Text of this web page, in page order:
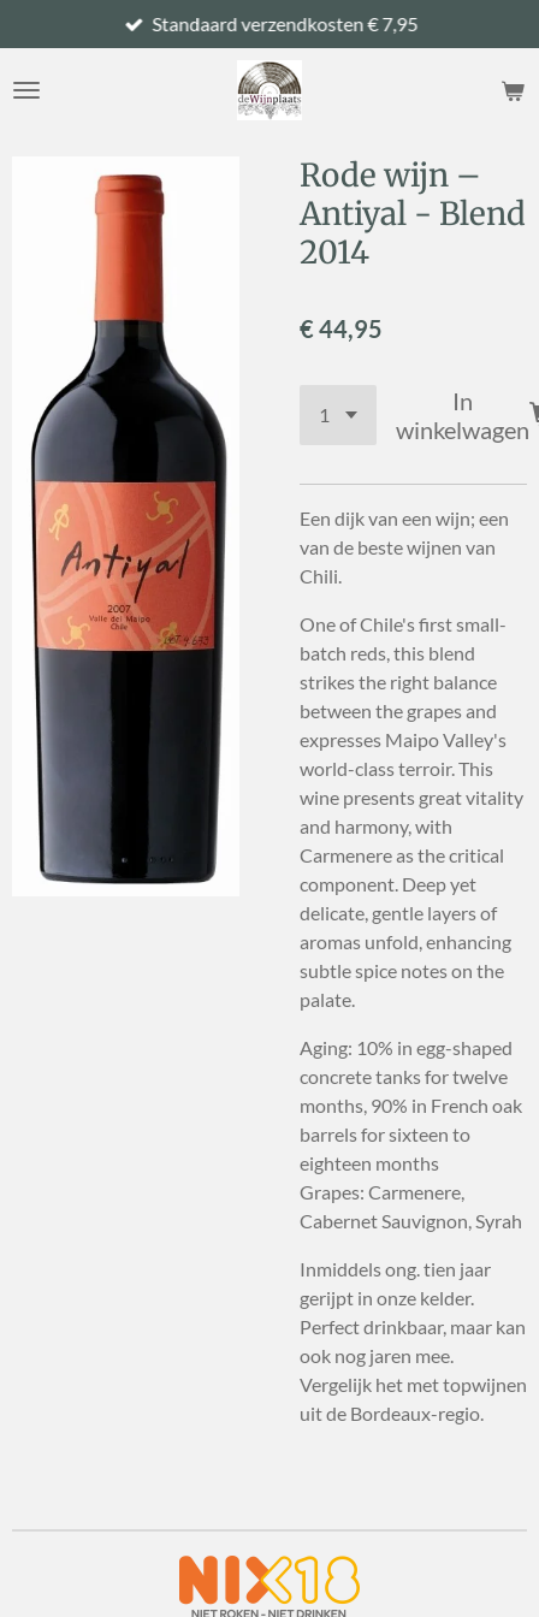
direct
naar
Standaard verzendkosten € 7,95
Rode wijn –
Antiyal - Blend
2014
€ 44,95
In
winkelwagen
Een dijk van een wijn; een
van de beste wijnen van
Chili.
One of Chile's first small-
batch reds, this blend
strikes the right balance
between the grapes and
expresses Maipo Valley's
world-class terroir. This
wine presents great vitality
and harmony, with
Carmenere as the critical
component. Deep yet
delicate, gentle layers of
aromas unfold, enhancing
subtle spice notes on the
palate.
Aging: 10% in egg-shaped
concrete tanks for twelve
months, 90% in French oak
barrels for sixteen to
eighteen months
Grapes: Carmenere,
Cabernet Sauvignon, Syrah
Inmiddels ong. tien jaar
gerijpt in onze kelder.
Perfect drinkbaar, maar kan
ook nog jaren mee.
Vergelijk het met topwijnen
uit de Bordeaux-regio.